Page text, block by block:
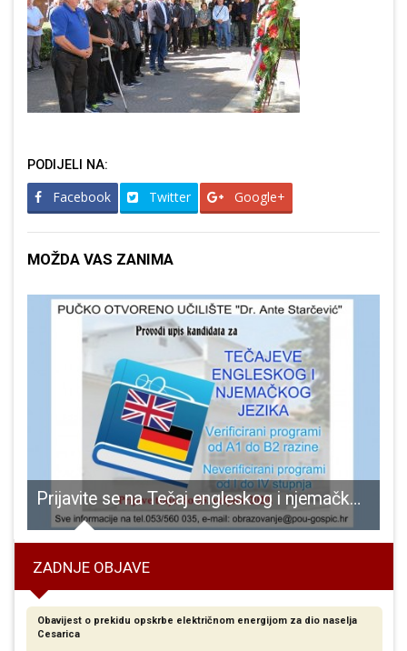
PODIJELI NA:
Facebook Twitter Google+
MOŽDA VAS ZANIMA
Prijavite se na Tečaj engleskog i njemačkog jezika
ZADNJE OBJAVE
Obavijest o prekidu opskrbe električnom energijom za dio naselja
Cesarica